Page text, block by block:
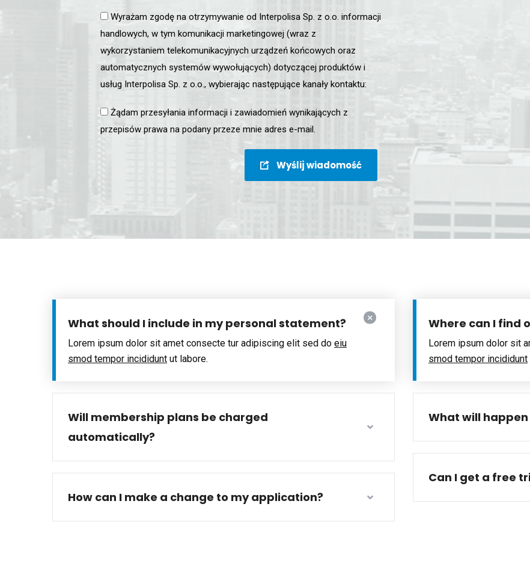
Wyrażam zgodę na otrzymywanie od Interpolisa Sp. z o.o. informacji
handlowych, w tym komunikacji marketingowej (wraz z
wykorzystaniem telekomunikacyjnych urządzeń końcowych oraz
automatycznych systemów wywołujących) dotyczącej produktów i
usług Interpolisa Sp. z o.o., wybierając następujące kanały kontaktu:
Żądam przesyłania informacji i zawiadomień wynikających z
przepisów prawa na podany przeze mnie adres e-mail.
Wyślij wiadomość
What should I include in my personal statement?
Lorem ipsum dolor sit amet consecte tur adipiscing elit sed do eiu
smod tempor incididunt ut labore.
Will membership plans be charged
automatically?
How can I make a change to my application?
Where can I find
Lorem ipsum dolor sit
smod tempor incididunt
What will
Can I get a free